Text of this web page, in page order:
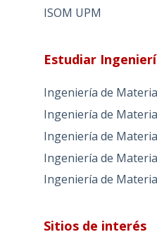
ISOM UPM
Estudiar
Ingeniería de
Ingeniería de
Ingeniería de
Ingeniería de
Ingeniería de
Sitios de interés